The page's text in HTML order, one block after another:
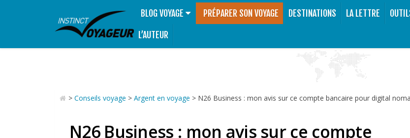
BLOG VOYAGE PRÉPARER SON VOYAGE DESTINATIONS LA LETTRE
L’AUTEUR
> Conseils voyage > Argent en voyage > N26 Business : mon avis sur ce compte bancaire pour digital
N26 Business : mon avis sur ce compte